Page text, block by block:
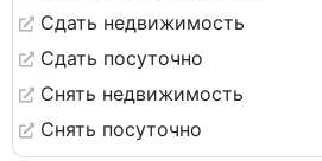
Сдать недвижимость
Сдать посуточно
Снять недвижимость
Снять посуточно